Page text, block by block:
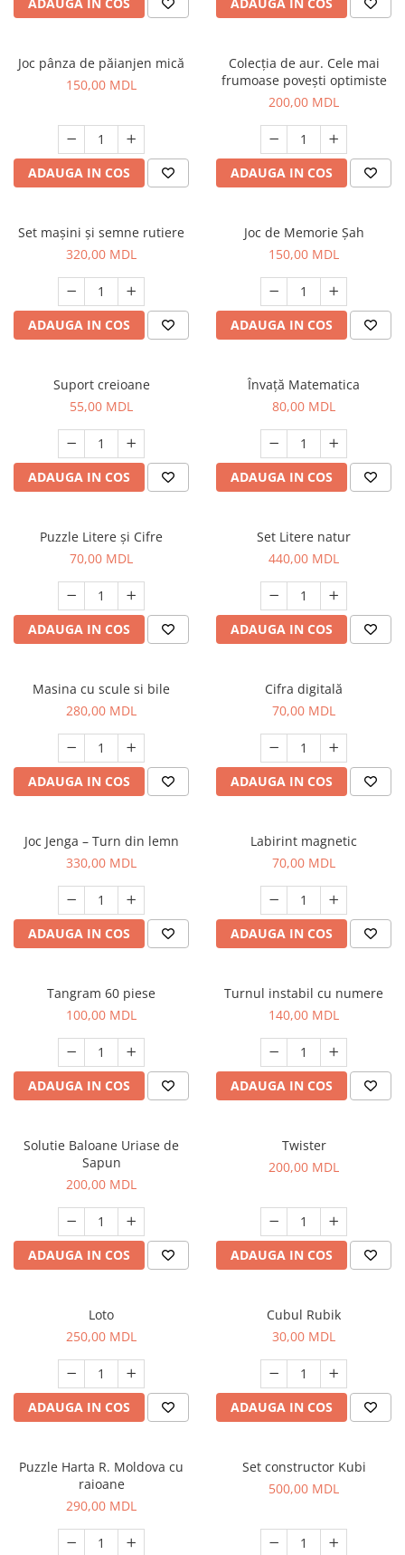
Joc pânza de păianjen mică
150,00 MDL
ADAUGA IN COS
Colecția de aur. Cele mai
frumoase povești optimiste
200,00 MDL
ADAUGA IN COS
Set mașini și semne rutiere
320,00 MDL
ADAUGA IN COS
Joc de Memorie Șah
150,00 MDL
ADAUGA IN COS
Suport creioane
55,00 MDL
ADAUGA IN COS
Învaţă Matematica
80,00 MDL
ADAUGA IN COS
Puzzle Litere şi Cifre
70,00 MDL
ADAUGA IN COS
Set Litere natur
440,00 MDL
ADAUGA IN COS
Masina cu scule si bile
280,00 MDL
ADAUGA IN COS
Cifra digitală
70,00 MDL
ADAUGA IN COS
Joc Jenga – Turn din lemn
330,00 MDL
ADAUGA IN COS
Labirint magnetic
70,00 MDL
ADAUGA IN COS
Tangram 60 piese
100,00 MDL
ADAUGA IN COS
Turnul instabil cu numere
140,00 MDL
ADAUGA IN COS
Solutie Baloane Uriase de
Sapun
200,00 MDL
ADAUGA IN COS
Twister
200,00 MDL
ADAUGA IN COS
Loto
250,00 MDL
ADAUGA IN COS
Cubul Rubik
30,00 MDL
ADAUGA IN COS
Puzzle Harta R. Moldova cu
raioane
290,00 MDL
Set constructor Kubi
500,00 MDL